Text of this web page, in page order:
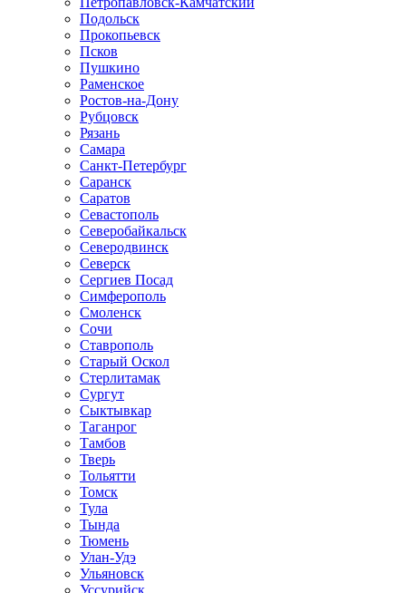
Подольск
Прокопьевск
Псков
Пушкино
Раменское
Ростов-на-Дону
Рубцовск
Рязань
Самара
Санкт-Петербург
Саранск
Саратов
Севастополь
Северобайкальск
Северодвинск
Северск
Сергиев Посад
Симферополь
Смоленск
Сочи
Ставрополь
Старый Оскол
Стерлитамак
Сургут
Сыктывкар
Таганрог
Тамбов
Тверь
Тольятти
Томск
Тула
Тында
Тюмень
Улан-Удэ
Ульяновск
Уссурийск